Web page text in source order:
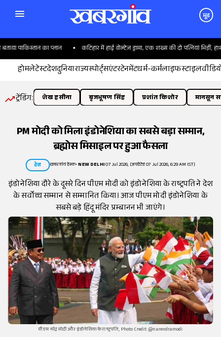
मूड
पाकिस्तान का प्लान कटिहार में हाई वोल्टेज ड्रामा, एक शख्स की दो पत्नियां भिड़ीं;
होमलेटेस्टदेशदुनियाराज्यस्पोर्ट्सएंटरटेनमेंटधर्म-कर्मलाइफस्टाइल
ट्रेंडिंग: शेख हसीना बृजभूषण सिंह प्रशांत किशोर मानसून
PM मोदी को मिला इंडोनेशिया का सबसे बड़ा सम्मान,
ब्रह्मोस मिसाइल पर हुआ फैसला
देश खबरगांव डेस्क•NEW DELHI07 Jul 2026, (अपडेटेड 07 Jul 2026, 6:29 AM IST)
इंडोनेशिया दौरे के दूसरे दिन पीएम मोदी को इंडोनेशिया के राष्ट्रपति ने देश
के सर्वोच्च सम्मान से सम्मानित किया। आज पीएम मोदी इंडोनेशिया के
सबसे बड़े हिंदू मंदिर प्रम्बानन भी जाएंगे।
पीएम नरेंद्र मोदी और इंडोनेशिया के राष्ट्रपति, Photo Credit: @narendramodi